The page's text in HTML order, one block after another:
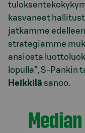
kasvaneet
jatkamme
strategiamme
ansiosta
lopulla”, S-Pankin
Heikkilä sanoo.